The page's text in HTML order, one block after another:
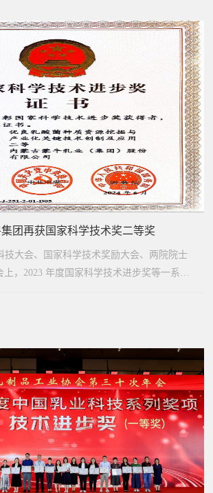
团再获国家科学技术奖二等奖
技大会、国家科学技术奖励大会、两院院士
上，2023 年度国家科学技术进步奖等一系